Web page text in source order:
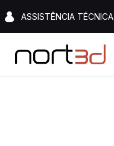
ASSISTÊNCIA TÉCNICA